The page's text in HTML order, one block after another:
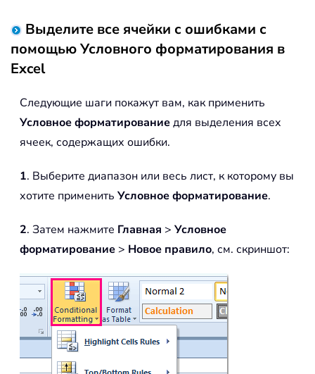
Выделите все ячейки с ошибками с
помощью Условного форматирования в
Excel
Следующие шаги покажут вам, как применить
Условное форматированиедля выделения всех
ячеек, содержащих ошибки.
1. Выберите диапазон или весь лист, к которому вы
хотите применить Условное форматирование.
2. Затем нажмите Главная > Условное
форматирование > Новое правило, см. скриншот: